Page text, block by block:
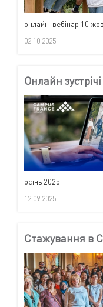
онлайн-вебінар 10
02.10.2025
Онлайн
осінь 2025
12.09.2025
Cтажування в